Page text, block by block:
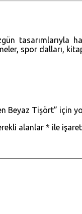
tasarımlarıyla
spor dalları,
Beyaz Tişört” için
alanlar * ile